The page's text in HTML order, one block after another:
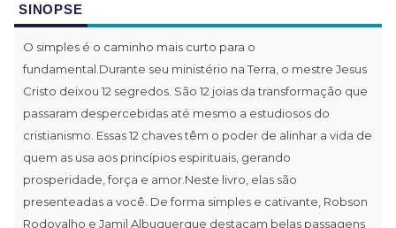
SINOPSE
O simples é o caminho mais curto para o
fundamental.Durante seu ministério na Terra, o mestre Jesus
Cristo deixou 12 segredos. São 12 joias da transformação que
passaram despercebidas até mesmo a estudiosos do
cristianismo. Essas 12 chaves têm o poder de alinhar a vida de
quem as usa aos princípios espirituais, gerando
prosperidade, força e amor.Neste livro, elas são
presenteadas a você. De forma simples e cativante, Robson
Rodovalho e Jamil Albuquerque destacam belas passagens